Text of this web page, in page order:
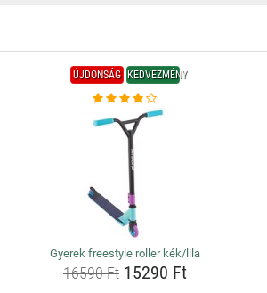
ÚJDONSÁG KEDVEZMÉNY
Gyerek freestyle roller kék/lila
16590 Ft15290 Ft